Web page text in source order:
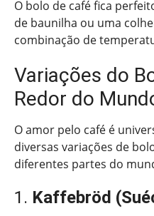
O bolo de café fica
de baunilha ou uma
combinação de
Variações do
Redor do
O amor pelo café é
diversas variações de
diferentes partes do
1. Kaffebröd